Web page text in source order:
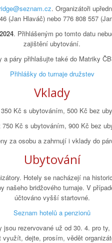
. Organizátoři
(Jan Hlaváč) nebo 776 808 557
. Přihlášeným po tomto datu
zajištění ubytování.
a páry přihlašujte také do Matriky
Přihlášky do turnaje družstev
Vklady
Kč s ubytováním, 500 Kč bez
750 Kč s ubytováním, 900 Kč bez
za osobu a zahrnují i vklady do
Ubytování
Hotely se nacházejí na
našeho bridžového turnaje. V
účtováno vyšší startovné.
Seznam hotelů a penzionů
rezervované už od 30. 4. pro
využít, dejte, prosím, vědět